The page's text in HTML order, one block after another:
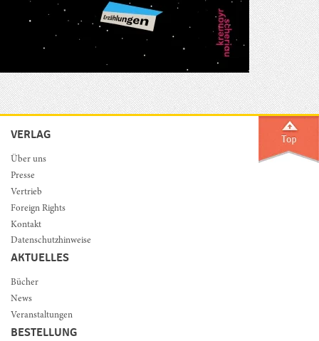
VERLAG
Über uns
Presse
Vertrieb
Foreign Rights
Kontakt
Datenschutzhinweise
AKTUELLES
Bücher
News
Veranstaltungen
BESTELLUNG